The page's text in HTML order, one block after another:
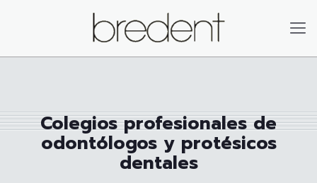
Colegios profesionales de
odontólogos y protésicos
dentales